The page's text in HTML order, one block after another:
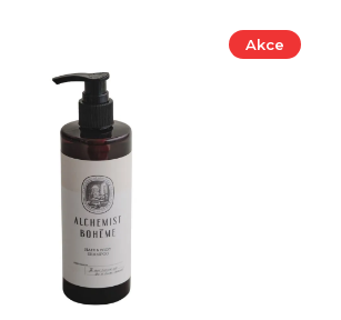
Akce